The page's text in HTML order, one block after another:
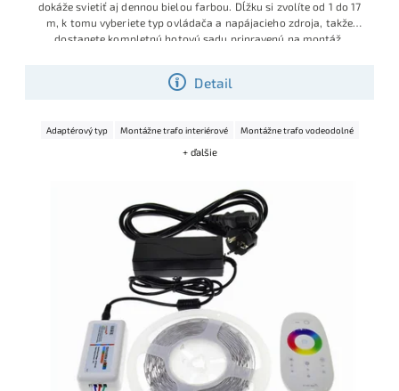
Detail
dokáže svietiť aj dennou bielou farbou. Dĺžku si zvolíte od 1 do 17
m, k tomu vyberiete typ ovládača a napájacieho zdroja, takže
dostanete kompletnú hotovú sadu pripravenú na montáž.
Adaptérový typ Montážne trafo interiérové Montážne trafo vodeodolné
+ ďalšie